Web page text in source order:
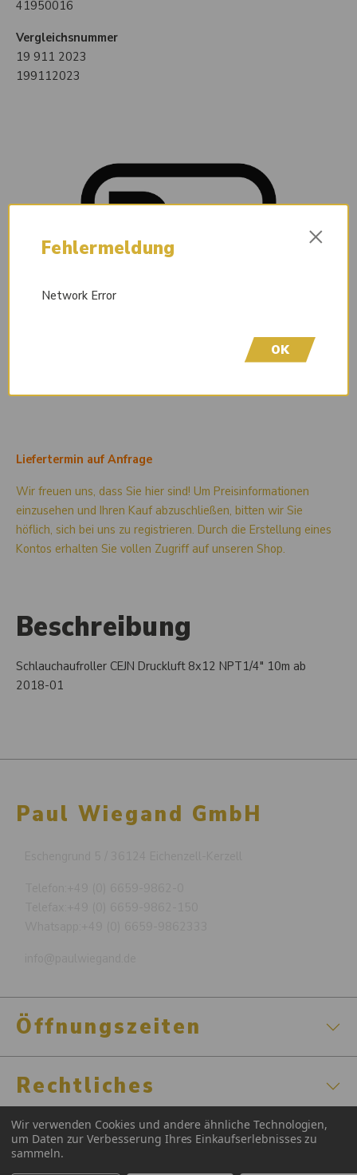
41950016
Vergleichsnummer
19 911 2023
199112023
Liefertermin auf Anfrage
Wir freuen uns, dass Sie hier sind! Um Preisinformationen
einzusehen und Ihren Kauf abzuschließen, bitten wir Sie
höflich, sich bei uns zu registrieren. Durch die Erstellung eines
Kontos erhalten Sie vollen Zugriff auf unseren Shop.
Beschreibung
Schlauchaufroller CEJN Druckluft 8x12 NPT1/4" 10m ab
2018-01
Paul Wiegand GmbH
Öffnungszeiten
Rechtliches
Zertifizierungen
Wir verwenden Cookies und andere ähnliche Technologien,
um Daten zur Verbesserung Ihres Einkaufserlebnisses zu
sammeln.
Fehlermeldung ×
Network Error
OK